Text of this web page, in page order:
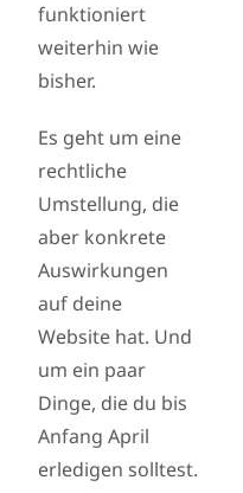
funktioniert
weiterhin wie
bisher.
Es geht um eine
rechtliche
Umstellung, die
aber konkrete
Auswirkungen
auf deine
Website hat. Und
um ein paar
Dinge, die du bis
Anfang April
erledigen solltest.